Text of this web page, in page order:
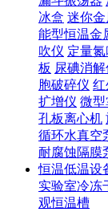
冰盒 迷你金
能型恒温金
吹仪 定量
板 尿碘消解
胞破碎仪 红
扩增仪 微
孔板离心机
循环水真空
耐腐蚀隔膜
恒温低温设
实验室冷冻
观恒温槽